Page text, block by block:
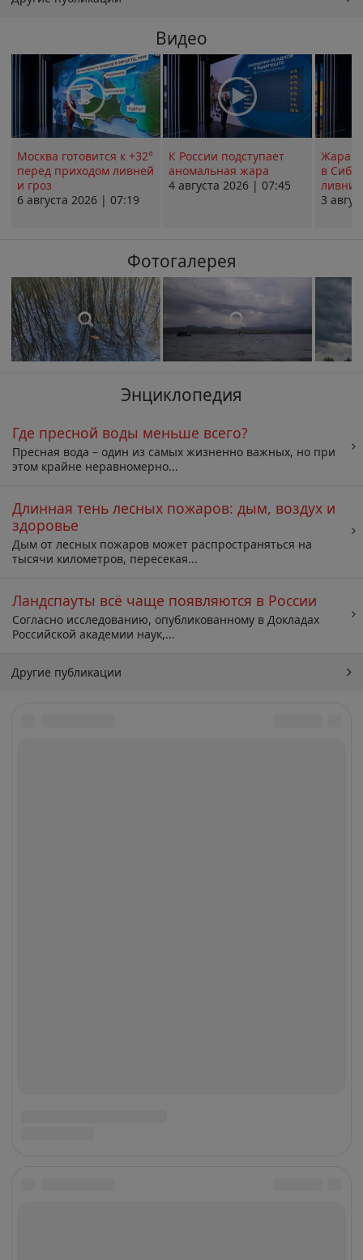
Видео
Москва готовится к +32°
перед приходом ливней
и гроз
6 августа 2026 | 07:19
К России подступает
аномальная жара
4 августа 2026 | 07:45
Жара в
в
ливни
3
Фотогалерея
Энциклопедия
Где пресной воды меньше всего?
Пресная вода – один из самых жизненно важных, но при
этом крайне неравномерно...
Длинная тень лесных пожаров: дым, воздух и
здоровье
Дым от лесных пожаров может распространяться на
тысячи километров, пересекая...
Ландспауты всё чаще появляются в России
Согласно исследованию, опубликованному в Докладах
Российской академии наук,...
Другие публикации